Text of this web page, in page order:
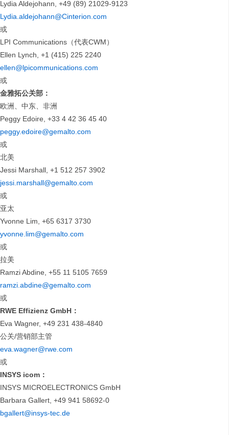
Lydia Aldejohann, +49 (89) 21029-9123
Lydia.aldejohann@Cinterion.com
或
LPI Communications（代表CWM）
Ellen Lynch, +1 (415) 225 2240
ellen@lpicommunications.com
或
金雅拓公关部：
欧洲、中东、非洲
Peggy Edoire, +33 4 42 36 45 40
peggy.edoire@gemalto.com
或
北美
Jessi Marshall, +1 512 257 3902
jessi.marshall@gemalto.com
或
亚太
Yvonne Lim, +65 6317 3730
yvonne.lim@gemalto.com
或
拉美
Ramzi Abdine, +55 11 5105 7659
ramzi.abdine@gemalto.com
或
RWE Effizienz GmbH ：
Eva Wagner, +49 231 438-4840
公关/营销部主管
eva.wagner@rwe.com
或
INSYS icom ：
INSYS MICROELECTRONICS GmbH
Barbara Gallert, +49 941 58692-0
bgallert@insys-tec.de